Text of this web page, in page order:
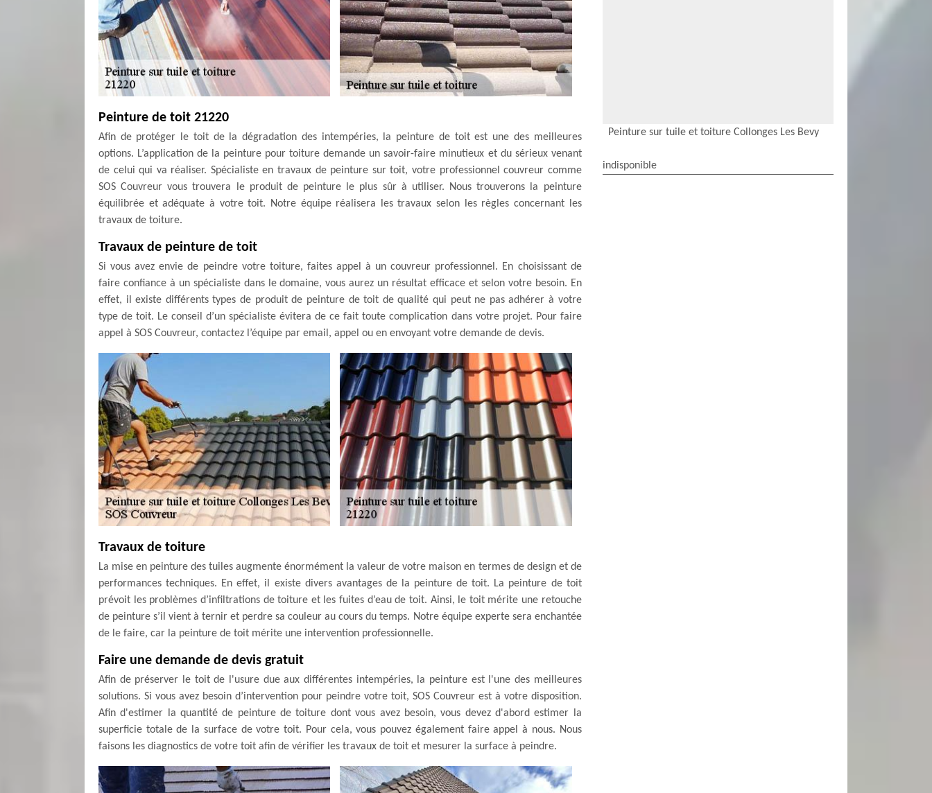
Peinture de toit 21220
Afin de protéger le toit de la dégradation des intempéries, la peinture de toit est une des meilleures
options. L’application de la peinture pour toiture demande un savoir-faire minutieux et du sérieux venant
de celui qui va réaliser. Spécialiste en travaux de peinture sur toit, votre professionnel couvreur comme
SOS Couvreur vous trouvera le produit de peinture le plus sûr à utiliser. Nous trouverons la peinture
équilibrée et adéquate à votre toit. Notre équipe réalisera les travaux selon les règles concernant les
travaux de toiture.
Travaux de peinture de toit
Si vous avez envie de peindre votre toiture, faites appel à un couvreur professionnel. En choisissant de
faire confiance à un spécialiste dans le domaine, vous aurez un résultat efficace et selon votre besoin. En
effet, il existe différents types de produit de peinture de toit de qualité qui peut ne pas adhérer à votre
type de toit. Le conseil d’un spécialiste évitera de ce fait toute complication dans votre projet. Pour faire
appel à SOS Couvreur, contactez l’équipe par email, appel ou en envoyant votre demande de devis.
Travaux de toiture
La mise en peinture des tuiles augmente énormément la valeur de votre maison en termes de design et de
performances techniques. En effet, il existe divers avantages de la peinture de toit. La peinture de toit
prévoit les problèmes d’infiltrations de toiture et les fuites d’eau de toit. Ainsi, le toit mérite une retouche
de peinture s’il vient à ternir et perdre sa couleur au cours du temps. Notre équipe experte sera enchantée
de le faire, car la peinture de toit mérite une intervention professionnelle.
Faire une demande de devis gratuit
Afin de préserver le toit de l'usure due aux différentes intempéries, la peinture est l'une des meilleures
solutions. Si vous avez besoin d’intervention pour peindre votre toit, SOS Couvreur est à votre disposition.
Afin d'estimer la quantité de peinture de toiture dont vous avez besoin, vous devez d'abord estimer la
superficie totale de la surface de votre toit. Pour cela, vous pouvez également faire appel à nous. Nous
faisons les diagnostics de votre toit afin de vérifier les travaux de toit et mesurer la surface à peindre.
Peinture sur tuile et toiture Collonges Les Bevy
indisponible